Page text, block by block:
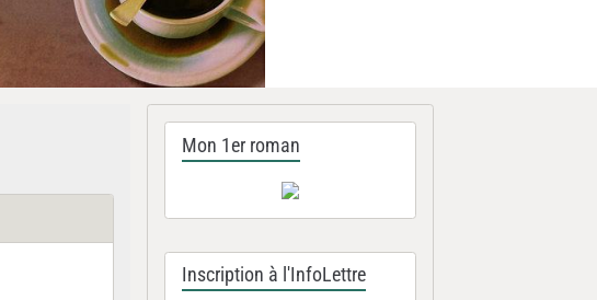
Mon 1er roman
Inscription à l'InfoLettre